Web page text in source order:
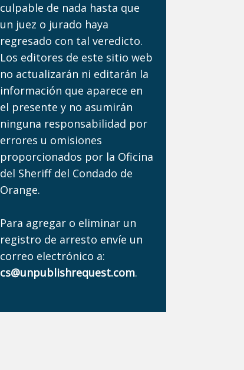
culpable de nada hasta que
un juez o jurado haya
regresado con tal veredicto.
Los editores de este sitio web
no actualizarán ni editarán la
información que aparece en
el presente y no asumirán
ninguna responsabilidad por
errores u omisiones
proporcionados por la Oficina
del Sheriff del Condado de
Orange.
Para agregar o eliminar un
registro de arresto envíe un
correo electrónico a:
cs@unpublishrequest.com.